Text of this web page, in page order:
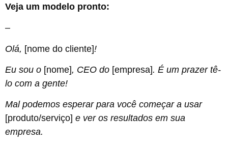
Veja um modelo pronto:
–
Olá, [nome do cliente]!
Eu sou o [nome], CEO do [empresa]. É um prazer tê-
lo com a gente!
Mal podemos esperar para você começar a usar
[produto/serviço] e ver os resultados em sua
empresa.